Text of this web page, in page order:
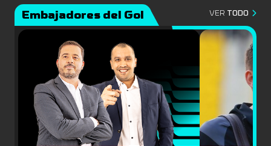
Embajadores del Gol VER TODO